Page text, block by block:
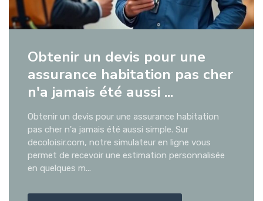
Obtenir un devis pour une
assurance habitation pas cher
n'a jamais été aussi ...
Obtenir un devis pour une assurance habitation
pas cher n'a jamais été aussi simple. Sur
decoloisir.com, notre simulateur en ligne vous
permet de recevoir une estimation personnalisée
en quelques m...